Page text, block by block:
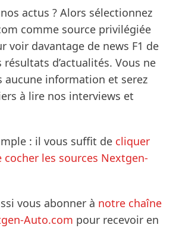
actus ? Alors sélectionnez
comme source privilégiée
voir davantage de news F1 de
résultats d’actualités. Vous ne
aucune information et serez
à lire nos interviews et
: il vous suffit de cliquer
cocher les sources Nextgen-
vous abonner à notre chaîne
Auto.com pour recevoir en